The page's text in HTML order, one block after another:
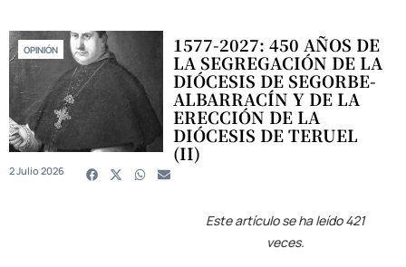
OPINIÓN 1577-2027: 450 AÑOS DE
LA SEGREGACIÓN DE LA
DIÓCESIS DE SEGORBE-
ALBARRACÍN Y DE LA
ERECCIÓN DE LA
DIÓCESIS DE TERUEL
(II)
2 Julio 2026
Este artículo se ha leído 421
veces.